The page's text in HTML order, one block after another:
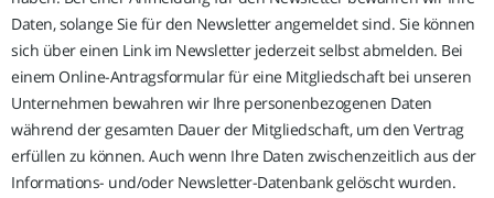
Daten, solange Sie für den Newsletter angemeldet sind. Sie können
sich über einen Link im Newsletter jederzeit selbst abmelden. Bei
einem Online-Antragsformular für eine Mitgliedschaft bei unseren
Unternehmen bewahren wir Ihre personenbezogenen Daten
während der gesamten Dauer der Mitgliedschaft, um den Vertrag
erfüllen zu können. Auch wenn Ihre Daten zwischenzeitlich aus der
Informations- und/oder Newsletter-Datenbank gelöscht wurden.